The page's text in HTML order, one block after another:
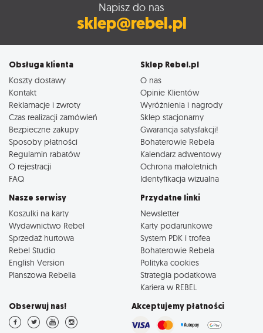
Napisz do nas
sklep@rebel.pl
Obsługa klienta
Koszty dostawy
Kontakt
Reklamacje i zwroty
Czas realizacji zamówień
Bezpieczne zakupy
Sposoby płatności
Regulamin rabatów
O rejestracji
FAQ
Sklep Rebel.pl
O nas
Opinie Klientów
Wyróżnienia i nagrody
Sklep stacjonarny
Gwarancja satysfakcji!
Bohaterowie Rebela
Kalendarz adwentowy
Ochrona małoletnich
Identyfikacja wizualna
Nasze serwisy
Koszulki na karty
Wydawnictwo Rebel
Sprzedaż hurtowa
Rebel Studio
English Version
Planszowa Rebelia
Przydatne linki
Newsletter
Karty podarunkowe
System PDK i trofea
Bohaterowie Rebela
Polityka cookies
Strategia podatkowa
Kariera w REBEL
Obserwuj nas! Akceptujemy płatności